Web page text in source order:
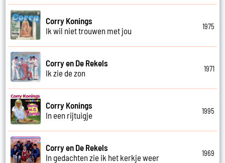
Corry Konings
Ik wil niet trouwen met jou
1975
Corry en De Rekels
Ik zie de zon
1971
Corry Konings
In een rijtuigje
1995
Corry en De Rekels
In gedachten zie ik het kerkje weer
1969